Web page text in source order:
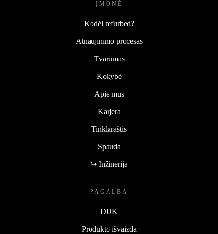
ĮMONĖ
Kodėl refurbed?
Atnaujinimo procesas
Tvarumas
Kokybė
Apie mus
Karjera
Tinklaraštis
Spauda
↪ Inžinerija
PAGALBA
DUK
Produkto išvaizda